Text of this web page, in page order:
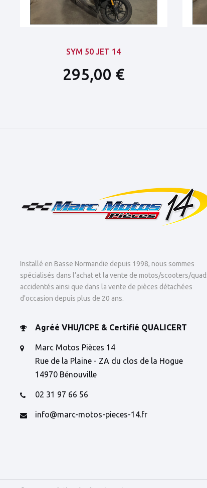
SYM 50 JET 14
295,00 €
Installé en Basse Normandie depuis 1998, nous sommes
spécialisés dans l’achat et la vente de motos/scooters/
accidentés ainsi que dans la vente de pièces détachées
d'occasion depuis plus de 20 ans.
Agréé VHU/ICPE & Certifié QUALICERT
Marc Motos Pièces 14
Rue de la Plaine - ZA du clos de la Hogue
14970 Bénouville
02 31 97 66 56
info@marc-motos-pieces-14.fr